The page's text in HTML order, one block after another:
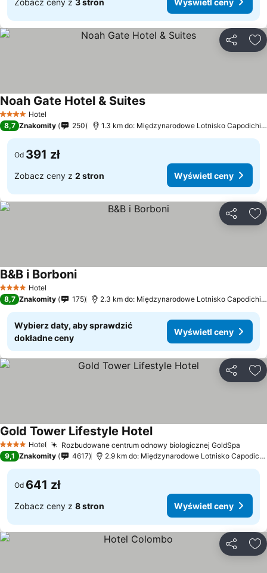
4 KategoriaHotel
Noah Gate Hotel & SuitesWyświetl ceny
8,7 Znakomity 250 1.3 km do: Międzynarodowe Lotnisko
Od 391 zł
Zobacz ceny z 2 stron Wyświetl ceny
4 KategoriaHotel
B&B i BorboniWyświetl ceny
8,7 Znakomity 175 2.3 km do: Międzynarodowe Lotnisko
Wybierz daty, aby sprawdzić
dokładne ceny
Wyświetl ceny
4 KategoriaHotel Rozbudowane centrum odnowy biologicznej GoldSpa
Gold Tower Lifestyle HotelWyświetl ceny
9,1 Znakomity 4617 2.9 km do: Międzynarodowe Lotnisko
Od 641 zł
Zobacz ceny z 8 stron Wyświetl ceny